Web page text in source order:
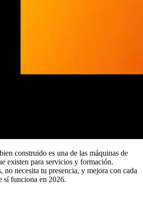
construido es una de las máquinas de
existen para servicios y formación.
no necesita tu presencia, y mejora con cada
sí funciona en 2026.